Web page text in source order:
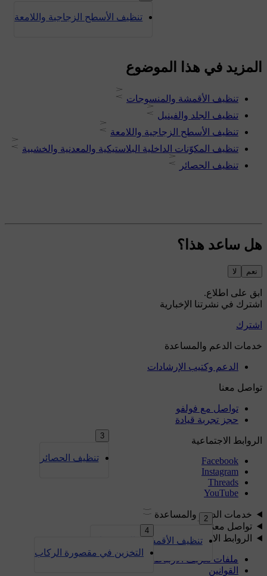
تنظيف الأسطح الزجاجية واللامعة
2
تنظيف الأقمشة والمنسوجات
3
تنظيف الحصائر
4
التخزين في مقصورة الركاب
المزيد في هذا الموضوع
تنظيف الأقمشة والمنسوجات
تنظيف الجلد والفينيل
تنظيف الأسطح الزجاجية واللامعة
تنظيف المكوّنات الداخلية البلاستيكية والمعدنية والخشبية
تنظيف الحصائر
هل ساعد هذا؟
نعم لا